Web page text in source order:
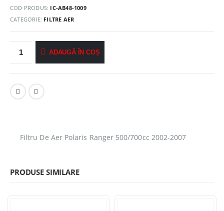
COD PRODUS: IC-AB48-1009
CATEGORIE: FILTRE AER
ADAUGĂ ÎN COȘ
Filtru De Aer Polaris Ranger 500/700cc 2002-2007
PRODUSE SIMILARE